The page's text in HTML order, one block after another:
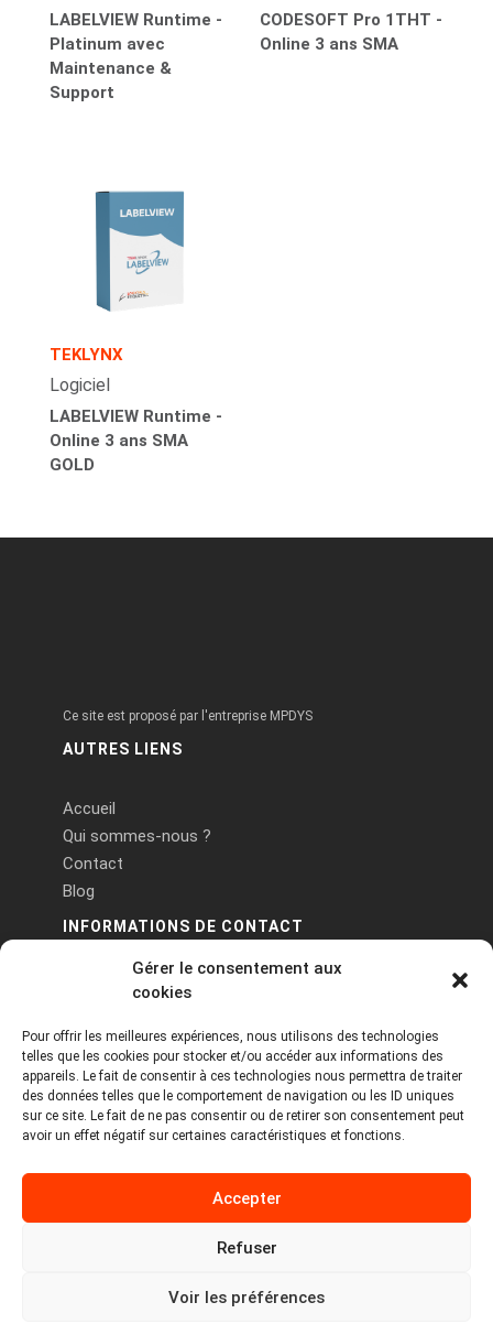
Gérer le consentement aux
cookies
Pour offrir les meilleures expériences, nous utilisons des technologies
telles que les cookies pour stocker et/ou accéder aux informations des
appareils. Le fait de consentir à ces technologies nous permettra de traiter
des données telles que le comportement de navigation ou les ID uniques
sur ce site. Le fait de ne pas consentir ou de retirer son consentement peut
avoir un effet négatif sur certaines caractéristiques et fonctions.
Accepter
Refuser
Voir les préférences
LABELVIEW Runtime -
Platinum avec
Maintenance &
Support
CODESOFT Pro 1THT -
Online 3 ans SMA
TEKLYNX
Logiciel
LABELVIEW Runtime -
Online 3 ans SMA
GOLD
Ce site est proposé par l'entreprise MPDYS
AUTRES LIENS
Accueil
Qui sommes-nous ?
Contact
Blog
INFORMATIONS DE CONTACT
PA Keneach Ouest - 5 rue de Belle-Île - 56400
contact@logiciels-etiquettes.com
09 71 37 25 93